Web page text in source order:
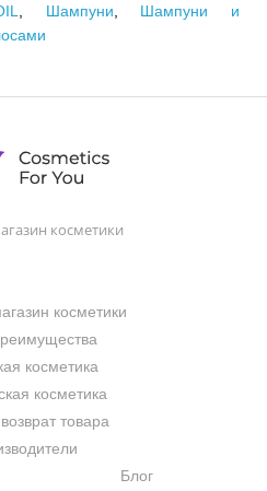
Шампуни
Шампуни и
косметики
косметики
косметика
косметика
товара
Блог